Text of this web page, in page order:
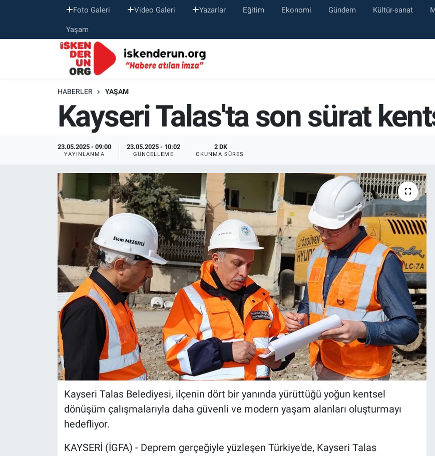
Foto Galeri Video Galeri Yazarlar Eğitim Ekonomi Gündem Kültür-sanat
Yaşam
HABERLER YAŞAM
Kayseri Talas'ta son sürat
23.05.2025 - 09:00
YAYINLANMA
23.05.2025 - 10:02
GÜNCELLEME
2 DK
OKUNMA SÜRESI
Kayseri Talas Belediyesi, ilçenin dört bir yanında yürüttüğü yoğun kentsel
dönüşüm çalışmalarıyla daha güvenli ve modern yaşam alanları oluşturmayı
hedefliyor.
KAYSERİ (İGFA) - Deprem gerçeğiyle yüzleşen Türkiye'de, Kayseri Talas